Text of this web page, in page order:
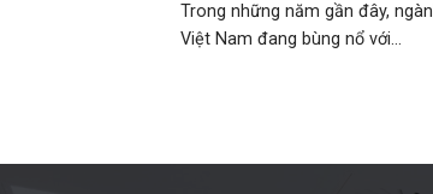
Trong những năm gần đây,
Việt Nam đang bùng nổ với...